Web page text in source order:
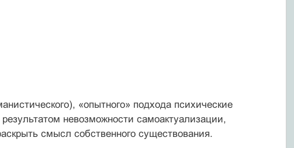
«опытного» подхода психические
невозможности самоактуализации,
смысл собственного существования.